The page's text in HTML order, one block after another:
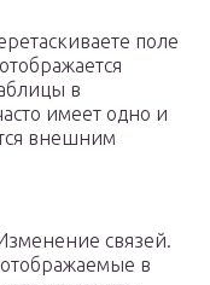
поле
в
имеет одно и
внешним
связей.
в